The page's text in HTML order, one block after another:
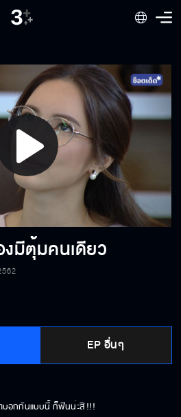
Video
มีตุ้มคนเดียว
EP อื่นๆ
แต่งงานกับพี่นะ
มึงมาใส่เดี่ยวกับกูไหม
กำลังเห็นกงจักรเป็นดอกบัว
"กิ๊ฟ"ต้องการแยกอยู่กับ"โจ้"
บอกกันแบบนี้ ก็ฟินน่ะสิ !!!